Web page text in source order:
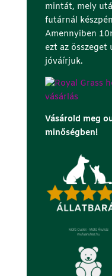
mintát, mely
futárnál
Amennyiben
ezt az összeget
jóváírjuk.
Vásárold meg
minőségben!